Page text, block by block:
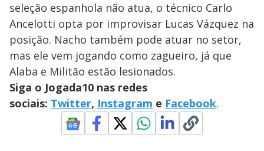
seleção espanhola não atua, o técnico Carlo
Ancelotti opta por improvisar Lucas Vázquez na
posição. Nacho também pode atuar no setor,
mas ele vem jogando como zagueiro, já que
Alaba e Militão estão lesionados.
Siga o Jogada10 nas redes
sociais: Twitter, Instagram e Facebook.